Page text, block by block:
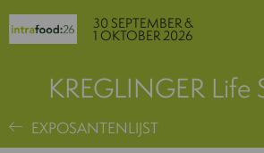
30 SEPTEMBER &
1 OKTOBER 2026
KREGLINGER Life
EXPOSANTENLIJST